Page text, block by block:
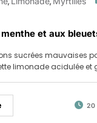
et aux
sucrées mauvaises
limonade acidulée et
20